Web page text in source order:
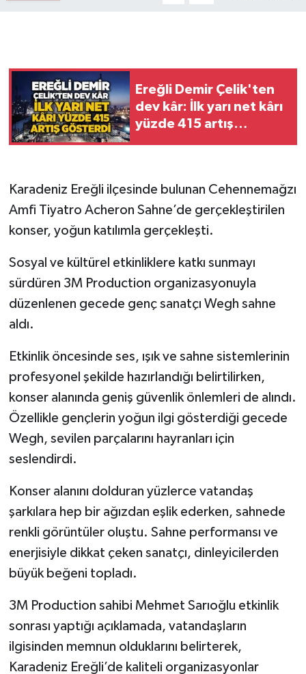
Ereğli Demir Çelik'ten
dev kâr: İlk yarı net kârı
yüzde 415 artış
Karadeniz Ereğli ilçesinde bulunan Cehennemağzı
Amfi Tiyatro Acheron Sahne’de gerçekleştirilen
konser, yoğun katılımla gerçekleşti.
Sosyal ve kültürel etkinliklere katkı sunmayı
sürdüren 3M Production organizasyonuyla
düzenlenen gecede genç sanatçı Wegh sahne
aldı.
Etkinlik öncesinde ses, ışık ve sahne sistemlerinin
profesyonel şekilde hazırlandığı belirtilirken,
konser alanında geniş güvenlik önlemleri de alındı.
Özellikle gençlerin yoğun ilgi gösterdiği gecede
Wegh, sevilen parçalarını hayranları için
seslendirdi.
Konser alanını dolduran yüzlerce vatandaş
şarkılara hep bir ağızdan eşlik ederken, sahnede
renkli görüntüler oluştu. Sahne performansı ve
enerjisiyle dikkat çeken sanatçı, dinleyicilerden
büyük beğeni topladı.
3M Production sahibi Mehmet Sarıoğlu etkinlik
sonrası yaptığı açıklamada, vatandaşların
ilgisinden memnun olduklarını belirterek,
Karadeniz Ereğli’de kaliteli organizasyonlar
Gökçebey
GÜNDEM
Kilimli
Kültür - Sanat
MAGAZİN
Politika
Röportaj
SİYASET
Ulusal
Yaşam